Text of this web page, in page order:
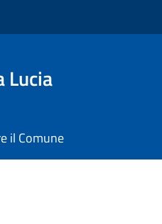
Lucia
il Comune